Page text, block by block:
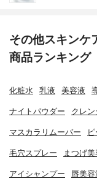
その他スキンケ
商品ランキング
化粧水 乳液 美容液
ナイトパウダー クレ
マスカラリムーバー
毛穴スプレー まつげ美
アイシャンプー 唇美容